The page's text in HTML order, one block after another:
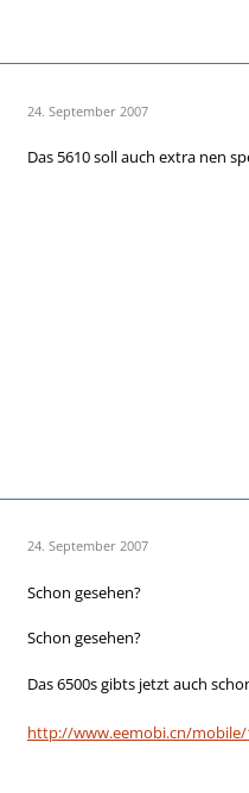
24. September 2007
Das 5610 soll auch extra nen
24. September 2007
Schon gesehen?
Schon gesehen?
Das 6500s gibts jetzt auch
http://www.eemobi.cn/mobile/